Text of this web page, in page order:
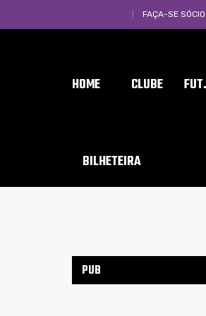
FAÇA-SE SÓCIO
HOME CLUBE
BILHETEIRA
PUB